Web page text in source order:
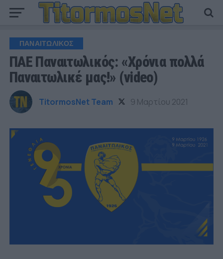
ΠΑΝΑΙΤΩΛΙΚΟΣ
ΠΑΕ Παναιτωλικός: «Χρόνια πολλά
Παναιτωλικέ μας!» (video)
TitormosNet Team 9 Μαρτίου 2021